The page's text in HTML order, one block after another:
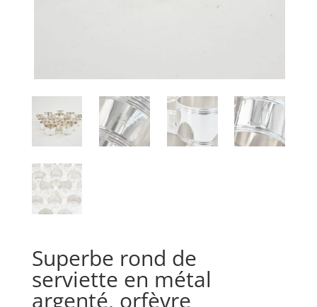
Superbe rond de
serviette en métal
argenté, orfèvre